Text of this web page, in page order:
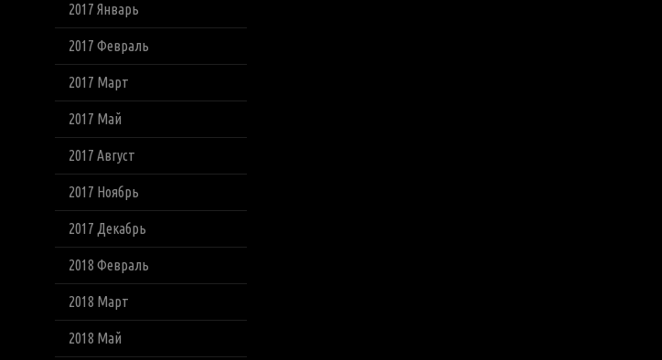
2017 Январь
2017 Февраль
2017 Март
2017 Май
2017 Август
2017 Ноябрь
2017 Декабрь
2018 Февраль
2018 Март
2018 Май